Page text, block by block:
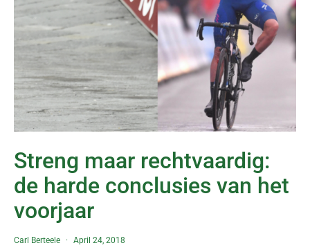
Streng maar rechtvaardig:
de harde conclusies van het
voorjaar
Carl Berteele April 24, 2018